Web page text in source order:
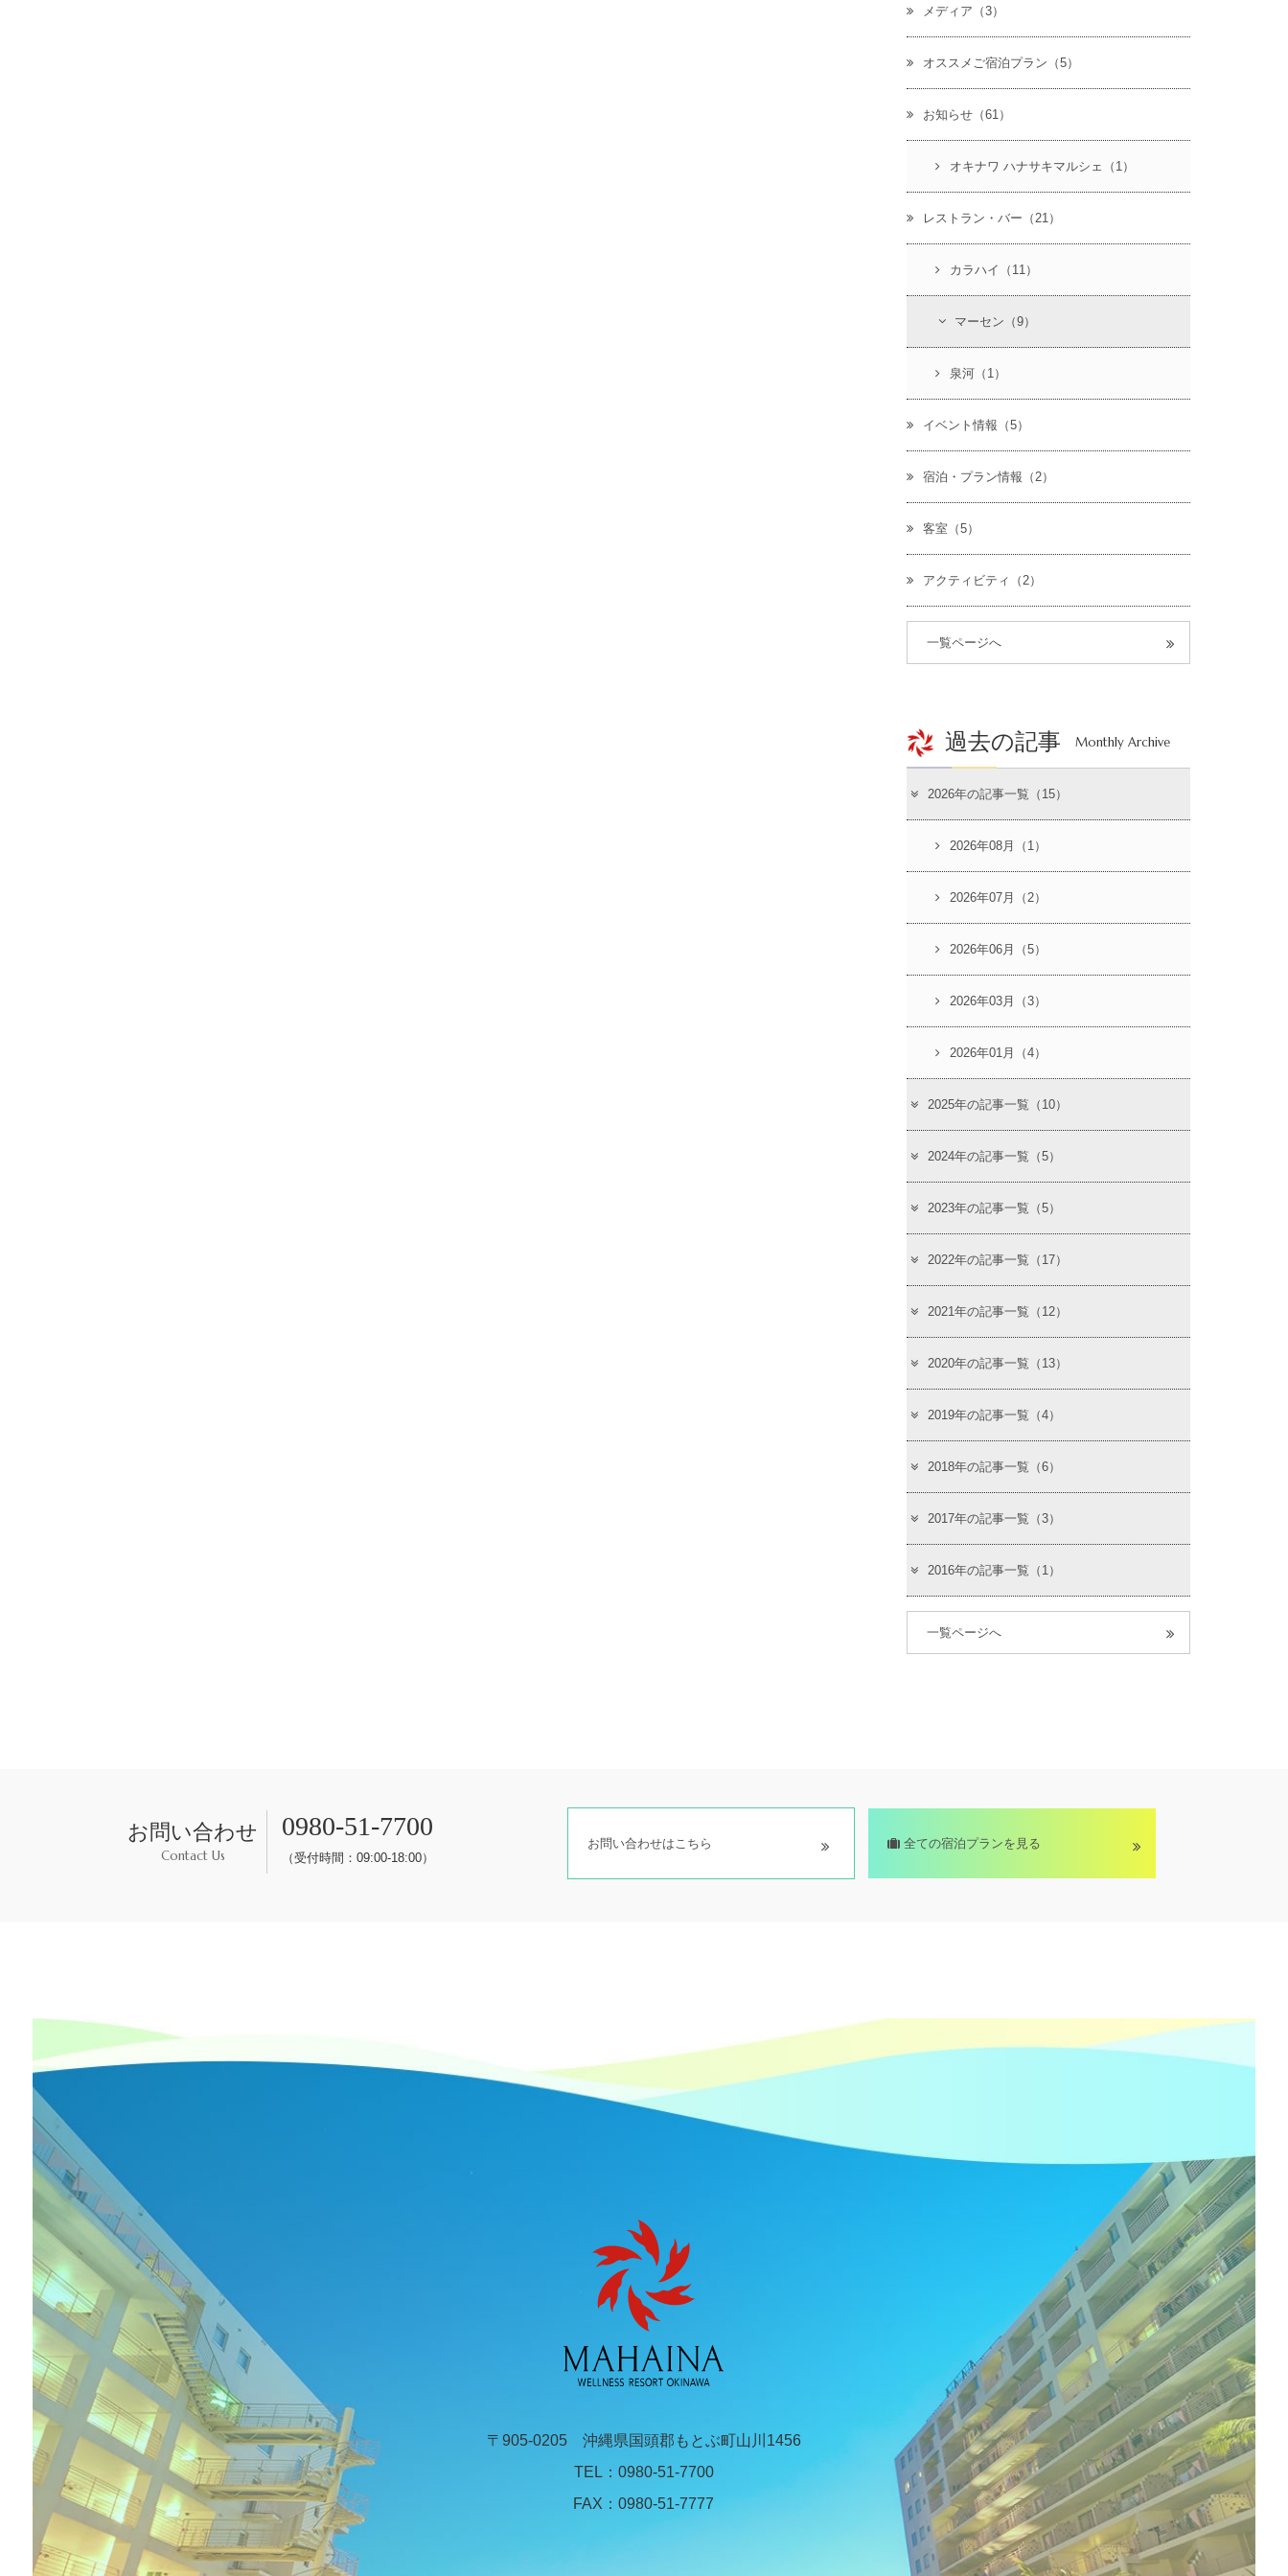
メディア（3）
オススメご宿泊プラン（5）
お知らせ（61）
オキナワ ハナサキマルシェ（1）
レストラン・バー（21）
カラハイ（11）
マーセン（9）
泉河（1）
イベント情報（5）
宿泊・プラン情報（2）
客室（5）
アクティビティ（2）
一覧ページへ
過去の記事 Monthly Archive
2026年の記事一覧（15）
2026年08月（1）
2026年07月（2）
2026年06月（5）
2026年03月（3）
2026年01月（4）
2025年の記事一覧（10）
2024年の記事一覧（5）
2023年の記事一覧（5）
2022年の記事一覧（17）
2021年の記事一覧（12）
2020年の記事一覧（13）
2019年の記事一覧（4）
2018年の記事一覧（6）
2017年の記事一覧（3）
2016年の記事一覧（1）
一覧ページへ
お問い合わせ
Contact Us
0980-51-7700
（受付時間：09:00-18:00）
お問い合わせはこちら 全ての宿泊プランを見る
〒905-0205 沖縄県国頭郡もとぶ町山川1456
TEL： 0980-51-7700
FAX：0980-51-7777